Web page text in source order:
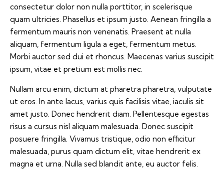
consectetur dolor non nulla porttitor, in scelerisque
quam ultricies. Phasellus et ipsum justo. Aenean fringilla a
fermentum mauris non venenatis. Praesent at nulla
aliquam, fermentum ligula a eget, fermentum metus.
Morbi auctor sed dui et rhoncus. Maecenas varius suscipit
ipsum, vitae et pretium est mollis nec.
Nullam arcu enim, dictum at pharetra pharetra, vulputate
ut eros. In ante lacus, varius quis facilisis vitae, iaculis sit
amet justo. Donec hendrerit diam. Pellentesque egestas
risus a cursus nisl aliquam malesuada. Donec suscipit
posuere fringilla. Vivamus tristique, odio non efficitur
malesuada, purus quam dictum elit, vitae hendrerit ex
magna et urna. Nulla sed blandit ante, eu auctor felis.